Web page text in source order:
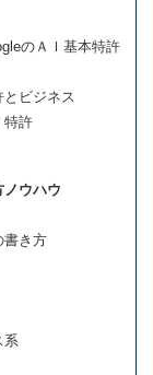
のＡＩ基本特許
ビジネス
許
ノウハウ
き方